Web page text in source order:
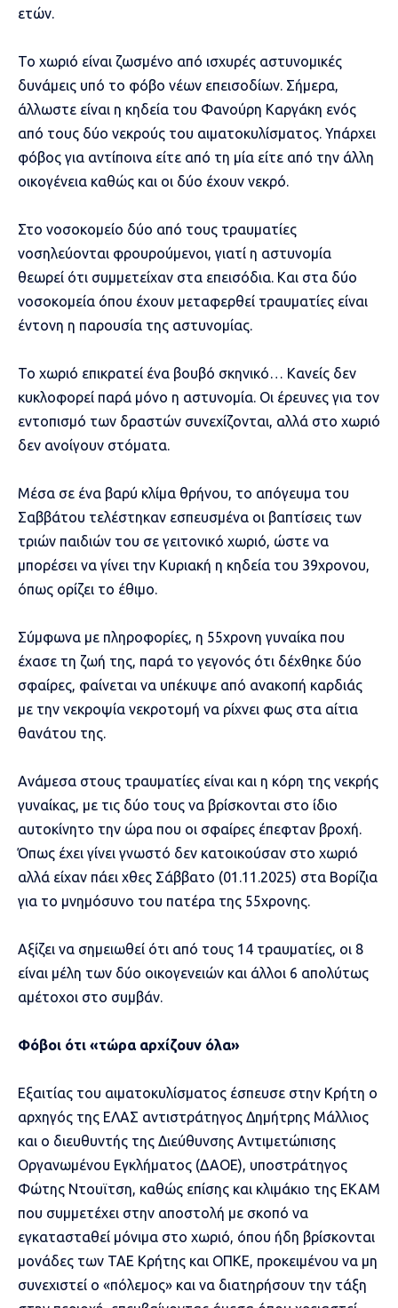
ετών.
Το χωριό είναι ζωσμένο από ισχυρές αστυνομικές
δυνάμεις υπό το φόβο νέων επεισοδίων. Σήμερα,
άλλωστε είναι η κηδεία του Φανούρη Καργάκη ενός
από τους δύο νεκρούς του αιματοκυλίσματος. Υπάρχει
φόβος για αντίποινα είτε από τη μία είτε από την άλλη
οικογένεια καθώς και οι δύο έχουν νεκρό.
Στο νοσοκομείο δύο από τους τραυματίες
νοσηλεύονται φρουρούμενοι, γιατί η αστυνομία
θεωρεί ότι συμμετείχαν στα επεισόδια. Και στα δύο
νοσοκομεία όπου έχουν μεταφερθεί τραυματίες είναι
έντονη η παρουσία της αστυνομίας.
Το χωριό επικρατεί ένα βουβό σκηνικό… Κανείς δεν
κυκλοφορεί παρά μόνο η αστυνομία. Οι έρευνες για τον
εντοπισμό των δραστών συνεχίζονται, αλλά στο χωριό
δεν ανοίγουν στόματα.
Μέσα σε ένα βαρύ κλίμα θρήνου, το απόγευμα του
Σαββάτου τελέστηκαν εσπευσμένα οι βαπτίσεις των
τριών παιδιών του σε γειτονικό χωριό, ώστε να
μπορέσει να γίνει την Κυριακή η κηδεία του 39χρονου,
όπως ορίζει το έθιμο.
Σύμφωνα με πληροφορίες, η 55χρονη γυναίκα που
έχασε τη ζωή της, παρά το γεγονός ότι δέχθηκε δύο
σφαίρες, φαίνεται να υπέκυψε από ανακοπή καρδιάς
με την νεκροψία νεκροτομή να ρίχνει φως στα αίτια
θανάτου της.
Ανάμεσα στους τραυματίες είναι και η κόρη της νεκρής
γυναίκας, με τις δύο τους να βρίσκονται στο ίδιο
αυτοκίνητο την ώρα που οι σφαίρες έπεφταν βροχή.
Όπως έχει γίνει γνωστό δεν κατοικούσαν στο χωριό
αλλά είχαν πάει χθες Σάββατο (01.11.2025) στα Βορίζια
για το μνημόσυνο του πατέρα της 55χρονης.
Αξίζει να σημειωθεί ότι από τους 14 τραυματίες, οι 8
είναι μέλη των δύο οικογενειών και άλλοι 6 απολύτως
αμέτοχοι στο συμβάν.
Φόβοι ότι «τώρα αρχίζουν όλα»
Εξαιτίας του αιματοκυλίσματος έσπευσε στην Κρήτη ο
αρχηγός της ΕΛΑΣ αντιστράτηγος Δημήτρης Μάλλιος
και ο διευθυντής της Διεύθυνσης Αντιμετώπισης
Οργανωμένου Εγκλήματος (ΔΑΟΕ), υποστράτηγος
Φώτης Ντουϊτση, καθώς επίσης και κλιμάκιο της ΕΚΑΜ
που συμμετέχει στην αποστολή με σκοπό να
εγκατασταθεί μόνιμα στο χωριό, όπου ήδη βρίσκονται
μονάδες των ΤΑΕ Κρήτης και ΟΠΚΕ, προκειμένου να μη
συνεχιστεί ο «πόλεμος» και να διατηρήσουν την τάξη